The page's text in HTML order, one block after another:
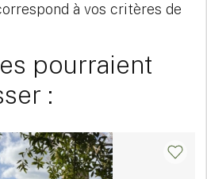
à vos critères de
pourraient
: